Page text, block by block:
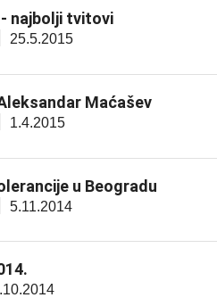
najbolji tvitovi
25.5.2015
Maćašev
1.4.2015
u Beogradu
5.11.2014